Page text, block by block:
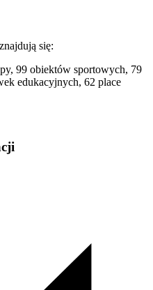
znajdują się:
99 obiektów sportowych, 79
edukacyjnych, 62 place